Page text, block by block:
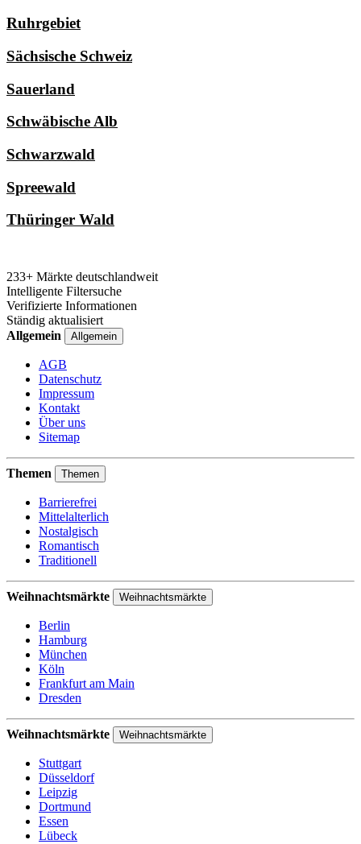
Ruhrgebiet
Sächsische Schweiz
Sauerland
Schwäbische Alb
Schwarzwald
Spreewald
Thüringer Wald
233+ Märkte deutschlandweit
Intelligente Filtersuche
Verifizierte Informationen
Ständig aktualisiert
Allgemein
Allgemein
AGB
Datenschutz
Impressum
Kontakt
Über uns
Sitemap
Themen Themen
Barrierefrei
Mittelalterlich
Nostalgisch
Romantisch
Traditionell
Weihnachtsmärkte Weihnachtsmärkte
Berlin
Hamburg
München
Köln
Frankfurt am Main
Dresden
Weihnachtsmärkte Weihnachtsmärkte
Stuttgart
Düsseldorf
Leipzig
Dortmund
Essen
Lübeck